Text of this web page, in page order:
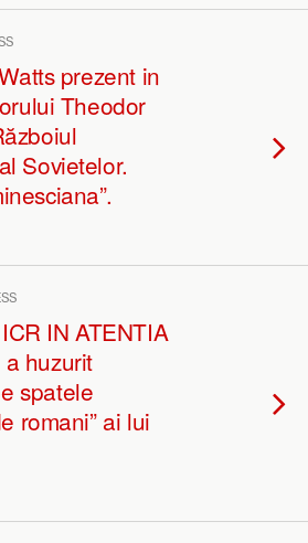
prezent in
Theodor
Sovietelor.
IN ATENTIA
huzurit
spatele
romani” ai lui